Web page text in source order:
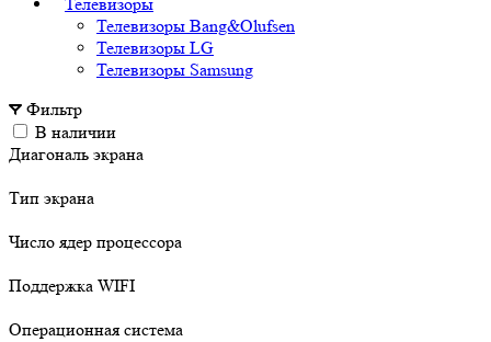
Телевизоры Bang&Olufsen
Телевизоры LG
Телевизоры Samsung
Фильтр
В наличии
Диагональ экрана
Тип экрана
Число ядер процессора
Поддержка WIFI
Операционная система